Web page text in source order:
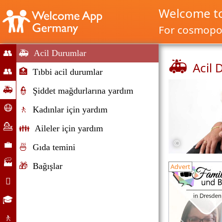
Welcome
For
👥
Home
👥
Göç
ve
Göçmenlik
🚑
Acil
durumlar
😷
korona
💁
Danışmanlık
💼
İşgücü
🏭
şirketler

Günlük
🎓
Eğitim
🚶
🚑 Acil Durumlar
🏥 Tıbbi acil durumlar
👮
Şiddet mağdurlarına yardım
🚶
Kadınlar için yardım
👪 Aileler için yardım
🍜
Gıda temini
🎁 Bağışlar
🚑 Acil
©
Advert